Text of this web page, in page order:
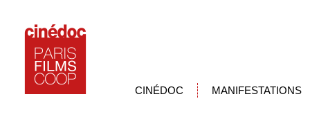
CINÉDOC MANIFESTATIONS